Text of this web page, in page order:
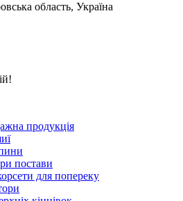
область, Україна
продукція
постави
для попереку